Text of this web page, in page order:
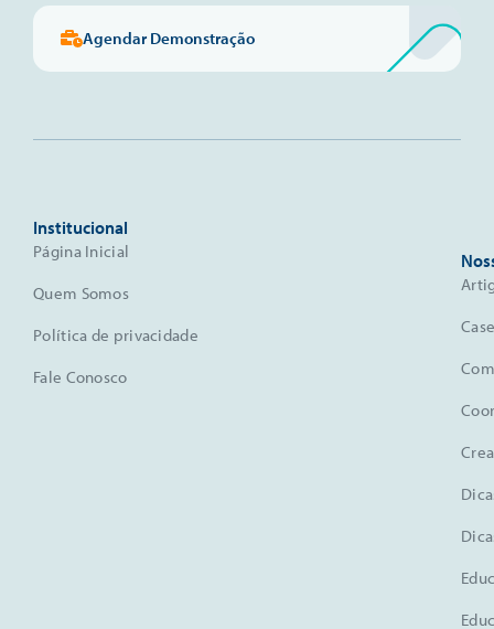
Agendar Demonstração
Institucional
Página Inicial
Quem Somos
Política de privacidade
Fale Conosco